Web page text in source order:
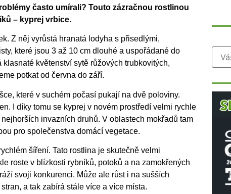
často umírali? Touto zázračnou rostlinou
– kyprej vrbice.
Z něj vyrůstá hranatá lodyha s přisedlými,
které jsou 3 až 10 cm dlouhé a uspořádané do
květenství sytě růžových trubkovitých,
potkat od června do září.
které v suchém počasí pukají na dvě poloviny.
I díky tomu se kyprej v novém prostředí velmi rychle
invazních druhů. V oblastech mokřadů tam
pro společenstva domácí vegetace.
šíření. Tato rostlina je skutečně velmi
roste v blízkosti rybníků, potoků a na zamokřených
svoji konkurenci. Může ale růst i na sušších
a tak zabírá stále více a více místa.